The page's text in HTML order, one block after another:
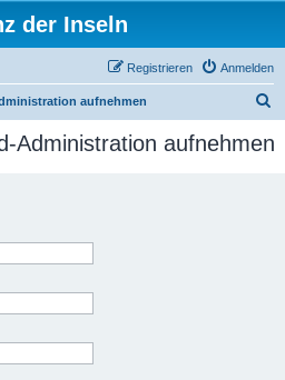
der Inseln
Anmelden
Registrieren
aufnehmen
c
Administration aufnehmen